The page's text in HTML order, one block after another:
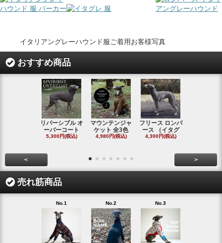
イタリアングレーハウンド服ご着用お客様写真
おすすめ商品
リバーシブル オ
ーバーコート
5,300円(税込)
マウンテンジャ
ケット 全3色
4,980円(税込)
フリース ロンパ
ース （イタグ
4,300円(税込)
< >
売れ筋商品
No.1 No.2 No.3